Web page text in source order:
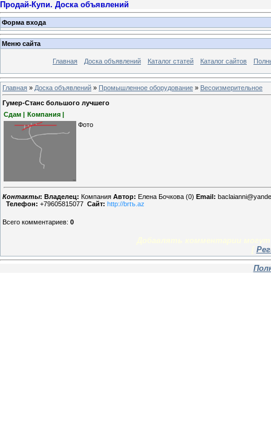
Продай-Купи. Доска объявлений
Форма входа
Меню сайта
Главная Доска объявлений Каталог статей Каталог сайтов
Главная » Доска объявлений » Промышленное оборудование » Весоизмерительное
Гумер-Станс большого лучшего
Сдам | Компания |
Фото
Контакты: Владелец: Компания Автор: Елена Бочкова (0) Email:
Телефон: +79605815077 Сайт: http://brtъ.az
Всего комментариев: 0